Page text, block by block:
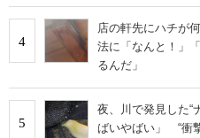
4
店の軒先にハチが
法に「なんと！」
るんだ」
5
夜、川で発見した
ばいやばい」 “衝